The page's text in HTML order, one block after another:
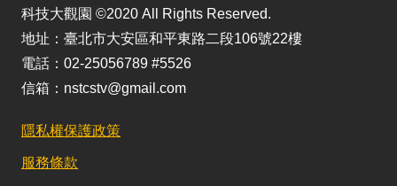
科技大觀園 ©2020 All Rights Reserved.
地址：臺北市大安區和平東路二段106號22樓
電話：02-25056789 #5526
信箱：nstcstv@gmail.com
隱私權保護政策
服務條款